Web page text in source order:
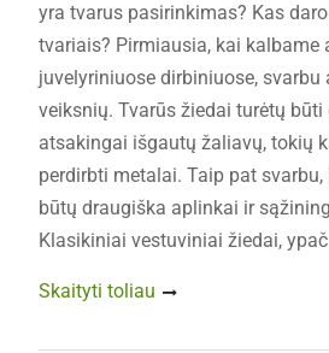
yra tvarus pasirinkimas? Kas
tvariais? Pirmiausia, kai kalbame
juvelyriniuose dirbiniuose, svarbu
veiksnių. Tvarūs žiedai turėtų
atsakingai išgautų žaliavų, tokių
perdirbti metalai. Taip pat
būtų draugiška aplinkai ir
Klasikiniai vestuviniai žiedai, ypač
Skaityti toliau